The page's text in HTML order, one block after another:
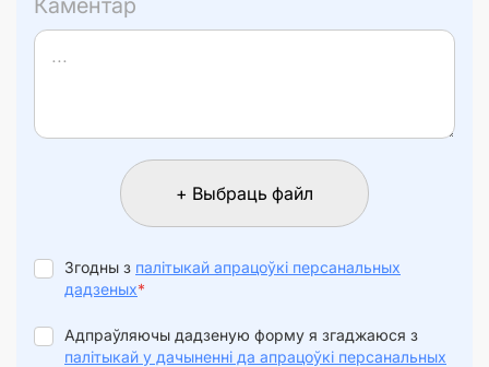
+ Выбраць файл
Згодны з палітыкай апрацоўкі персанальных
дадзеных*
Адпраўляючы дадзеную форму я згаджаюся з
палітыкай у дачыненні да апрацоўкі персанальных